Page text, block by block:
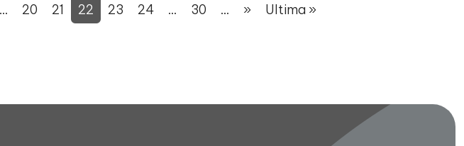
... 20 21 22 23 24 ... 30 ... » Ultima »